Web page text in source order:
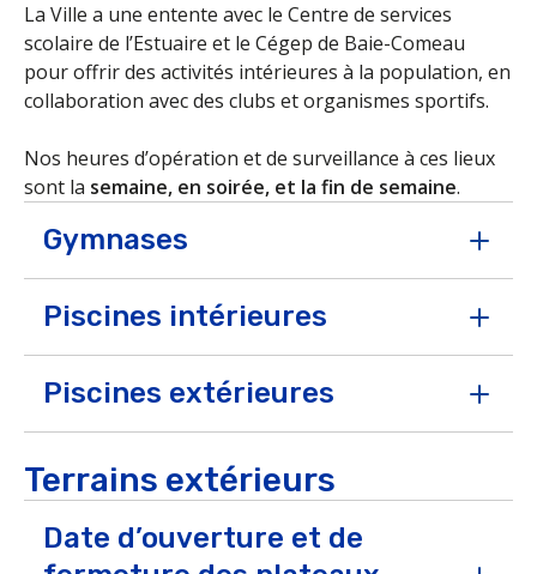
La Ville a une entente avec le Centre de services
scolaire de l’Estuaire et le Cégep de Baie-Comeau
pour offrir des activités intérieures à la population, en
collaboration avec des clubs et organismes sportifs.
Nos heures d’opération et de surveillance à ces lieux
sont la semaine, en soirée, et la fin de semaine.
Gymnases
Piscines intérieures
bains libres et les cours de
piscines municipaux
Piscines extérieures
cours de piscines municipaux
Terrains extérieurs
Date d’ouverture et de